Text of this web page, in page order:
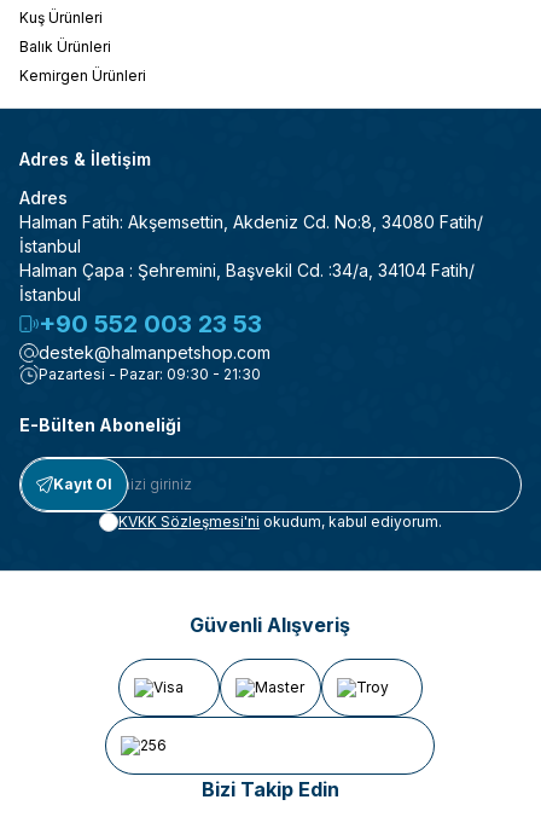
Kuş Ürünleri
Balık Ürünleri
Kemirgen Ürünleri
Adres & İletişim
Adres
Halman Fatih: Akşemsettin, Akdeniz Cd. No:8, 34080 Fatih/
İstanbul
Halman Çapa : Şehremini, Başvekil Cd. :34/a, 34104 Fatih/
İstanbul
+90 552 003 23 53
destek@halmanpetshop.com
Pazartesi - Pazar: 09:30 - 21:30
E-Bülten Aboneliği
Kayıt Ol
KVKK Sözleşmesi'ni okudum, kabul ediyorum.
Güvenli Alışveriş
Bizi Takip Edin